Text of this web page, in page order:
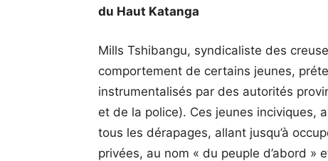
du Haut Katanga
Mills Tshibangu, syndicaliste des
comportement de certains jeunes,
instrumentalisés par des autorités
et de la police). Ces jeunes inciviques,
tous les dérapages, allant jusqu’à
privées, au nom « du peuple d’abord »